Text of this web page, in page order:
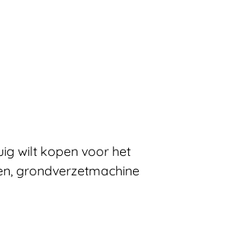
wilt kopen voor het
grondverzetmachine